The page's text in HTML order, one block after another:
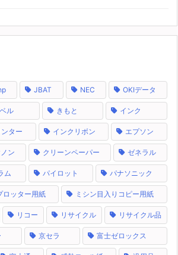
JBAT NEC OKIデータ
ル きもと インク
ター インクリボン エプソン
ン クリーンペーパー ゼネラル
ム パイロット パナソニック
ロッター用紙 ミシン目入りコピー用紙
リコー リサイクル リサイクル品
京セラ 富士ゼロックス